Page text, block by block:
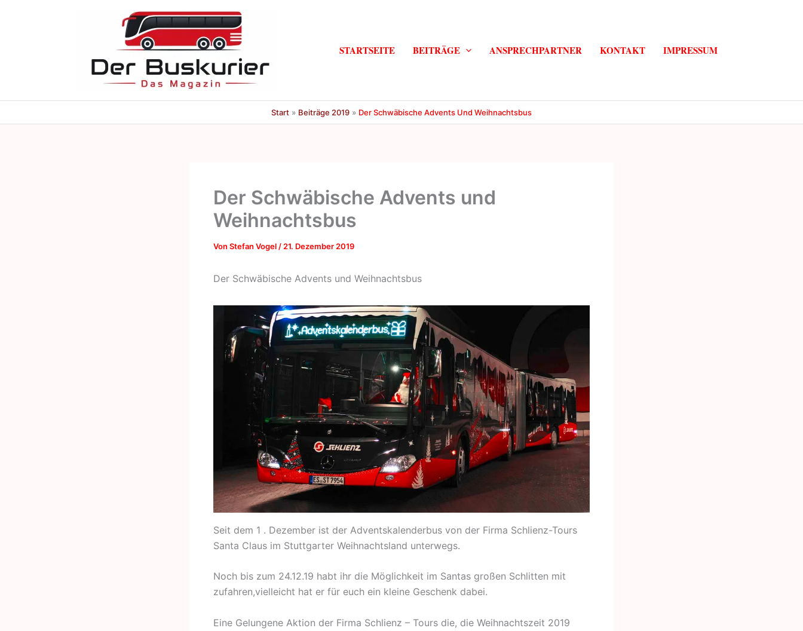
STARTSEITE BEITRÄGE ANSPRECHPARTNER KONTAKT IMPRESSUM
Start Beiträge 2019 Der Schwäbische Advents Und Weihnachtsbus
Der Schwäbische Advents und
Weihnachtsbus
Von Stefan Vogel / 21. Dezember 2019
Der Schwäbische Advents und Weihnachtsbus
Seit dem 1 . Dezember ist der Adventskalenderbus von der Firma Schlienz-Tours
Santa Claus im Stuttgarter Weihnachtsland unterwegs.
Noch bis zum 24.12.19 habt ihr die Möglichkeit im Santas großen Schlitten mit
zufahren,vielleicht hat er für euch ein kleine Geschenk dabei.
Eine Gelungene Aktion der Firma Schlienz – Tours die, die Weihnachtszeit 2019